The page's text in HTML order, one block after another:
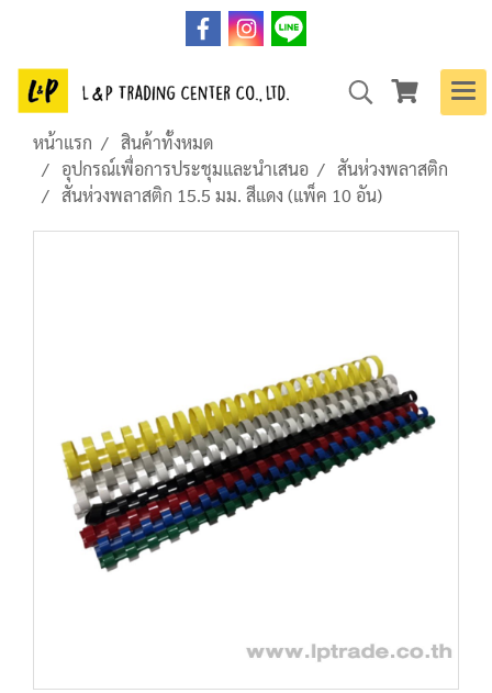
หน้าแรก
สินค้าทั้งหมด
อุปกรณ์เพื่อการประชุมและนำเสนอ
สันห่วงพลาสติก
สันห่วงพลาสติก 15.5 มม. สีแดง (แพ็ค 10 อัน)